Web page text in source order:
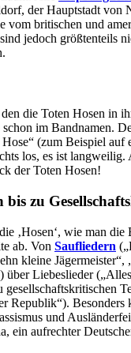
der Hauptstadt von
vom britischen und
jedoch größtenteils
die Toten Hosen in
im Bandnamen.
(zum Beispiel auf
los, es ist langweilig.
der Toten Hosen!
bis zu
‚Hosen‘, wie man die
ab. Von Saufliedern
kleine
über Liebeslieder
gesellschaftskritischen
Republik“). Besonders
und
ein aufrechter